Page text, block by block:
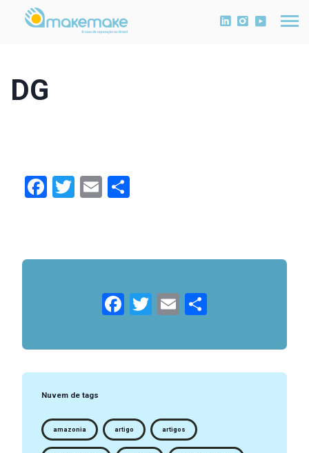
DG
Facebook
Twitter
EmailCompartilhar
Facebook
Twitter
Email
Nuvem de tags
amazonia artigo artigos